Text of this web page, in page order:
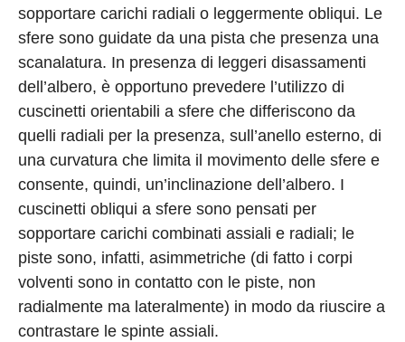
sopportare carichi radiali o leggermente obliqui. Le
sfere sono guidate da una pista che presenza una
scanalatura. In presenza di leggeri disassamenti
dell’albero, è opportuno prevedere l’utilizzo di
cuscinetti orientabili a sfere che differiscono da
quelli radiali per la presenza, sull’anello esterno, di
una curvatura che limita il movimento delle sfere e
consente, quindi, un’inclinazione dell’albero. I
cuscinetti obliqui a sfere sono pensati per
sopportare carichi combinati assiali e radiali; le
piste sono, infatti, asimmetriche (di fatto i corpi
volventi sono in contatto con le piste, non
radialmente ma lateralmente) in modo da riuscire a
contrastare le spinte assiali.